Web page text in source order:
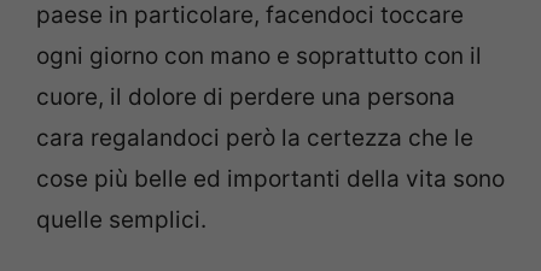
paese in particolare, facendoci toccare
ogni giorno con mano e soprattutto con il
cuore, il dolore di perdere una persona
cara regalandoci però la certezza che le
cose più belle ed importanti della vita sono
quelle semplici.